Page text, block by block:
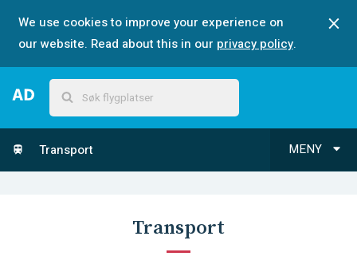
We use cookies to improve your experience on
our website. Read about this in our privacy policy.
MENY
Transport
Transport